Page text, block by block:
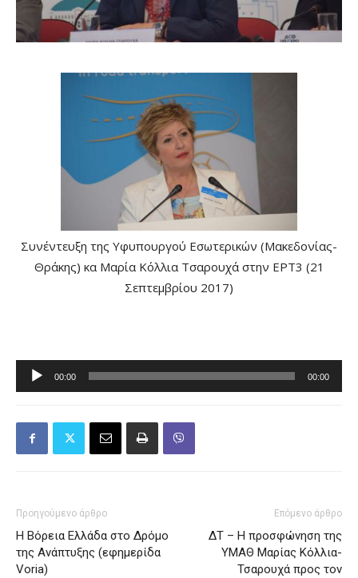
Συνέντευξη της Υφυπουργού Εσωτερικών (Μακεδονίας-
Θράκης) κα Μαρία Κόλλια Τσαρουχά στην ΕΡΤ3 (21
Σεπτεμβρίου 2017)
Πρόγραμμα
Αναπαραγωγής
00:00 00:00
Προηγούμενο άρθρο
Η Βόρεια Ελλάδα στο Δρόμο
της Ανάπτυξης (εφημερίδα
Voria)
Επόμενο άρθρο
ΔΤ – Η προσφώνηση της
ΥΜΑΘ Μαρίας Κόλλια-
Τσαρουχά προς τον